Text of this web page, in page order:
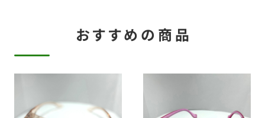
おすすめの商品